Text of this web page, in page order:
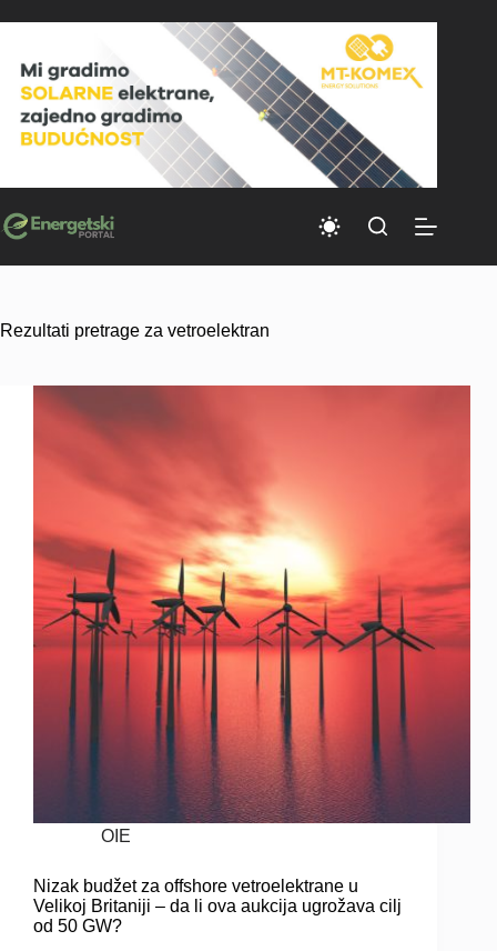
to
Rezultati pretrage za vetroelektran
OIE
Nizak budžet za offshore vetroelektrane u
Velikoj Britaniji – da li ova aukcija ugrožava cilj
od 50 GW?